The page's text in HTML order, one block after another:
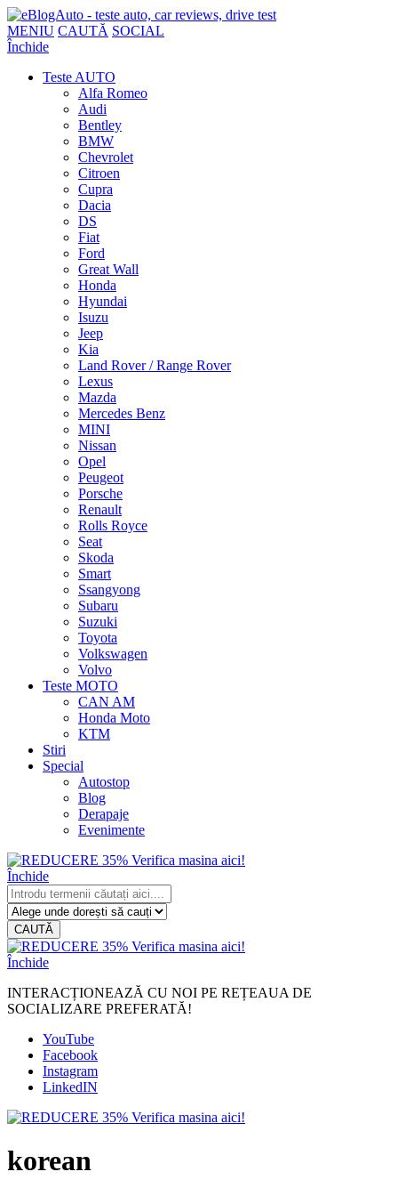
MENIU CAUTĂ SOCIAL
Închide
Teste AUTO
Alfa Romeo
Audi
Bentley
BMW
Chevrolet
Citroen
Cupra
Dacia
DS
Fiat
Ford
Great Wall
Honda
Hyundai
Isuzu
Jeep
Kia
Land Rover / Range Rover
Lexus
Mazda
Mercedes Benz
MINI
Nissan
Opel
Peugeot
Porsche
Renault
Rolls Royce
Seat
Skoda
Smart
Ssangyong
Subaru
Suzuki
Toyota
Volkswagen
Volvo
Teste MOTO
CAN AM
Honda Moto
KTM
Stiri
Special
Autostop
Blog
Derapaje
Evenimente
Închide
CAUTĂ
Închide
INTERACȚIONEAZĂ CU NOI PE REȚEAUA DE
SOCIALIZARE PREFERATĂ!
YouTube
Facebook
Instagram
LinkedIN
korean